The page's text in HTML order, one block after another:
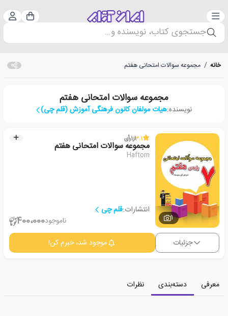
دسته‌بندی سبد
جستجوی کتاب، نویسنده و...
خانه / مجموعه سوالات امتحانی هفتم
مجموعه سوالات امتحانی هفتم
نویسنده:هیات مولفان کانون فرهنگی آموزش (قلم چی)
1
3.1از1رأی
مجموعه سوالات امتحانی هفتم
Haftom
انتشارات:قلم چی
ناموجود400،000
جزئیات موجود شد، خبرم کن!
معرفی دسته‌بندی نظرات